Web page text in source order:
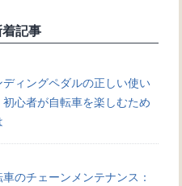
記事
ディングペダルの正しい使い
心者が自転車を楽しむため
車のチェーンメンテナンス：